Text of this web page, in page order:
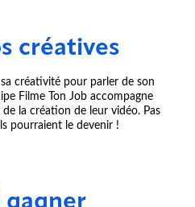
créatives
créativité pour parler de son
Filme Ton Job accompagne
la création de leur vidéo. Pas
pourraient le devenir !